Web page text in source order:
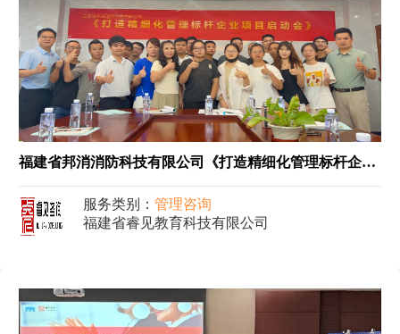
福建省邦消消防科技有限公司《打造精细化管理标杆企业项目》
服务类别： 管理咨询
福建省睿见教育科技有限公司